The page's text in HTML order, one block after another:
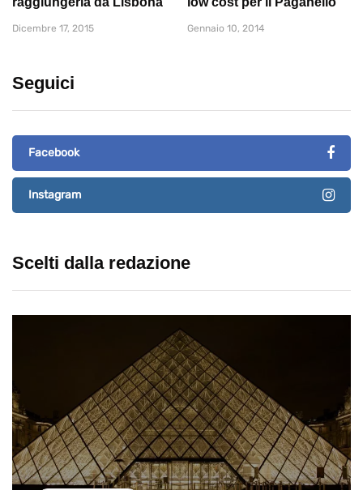
Dicembre 17, 2015 Gennaio 10, 2014
Seguici
Facebook
Instagram
Scelti dalla redazione